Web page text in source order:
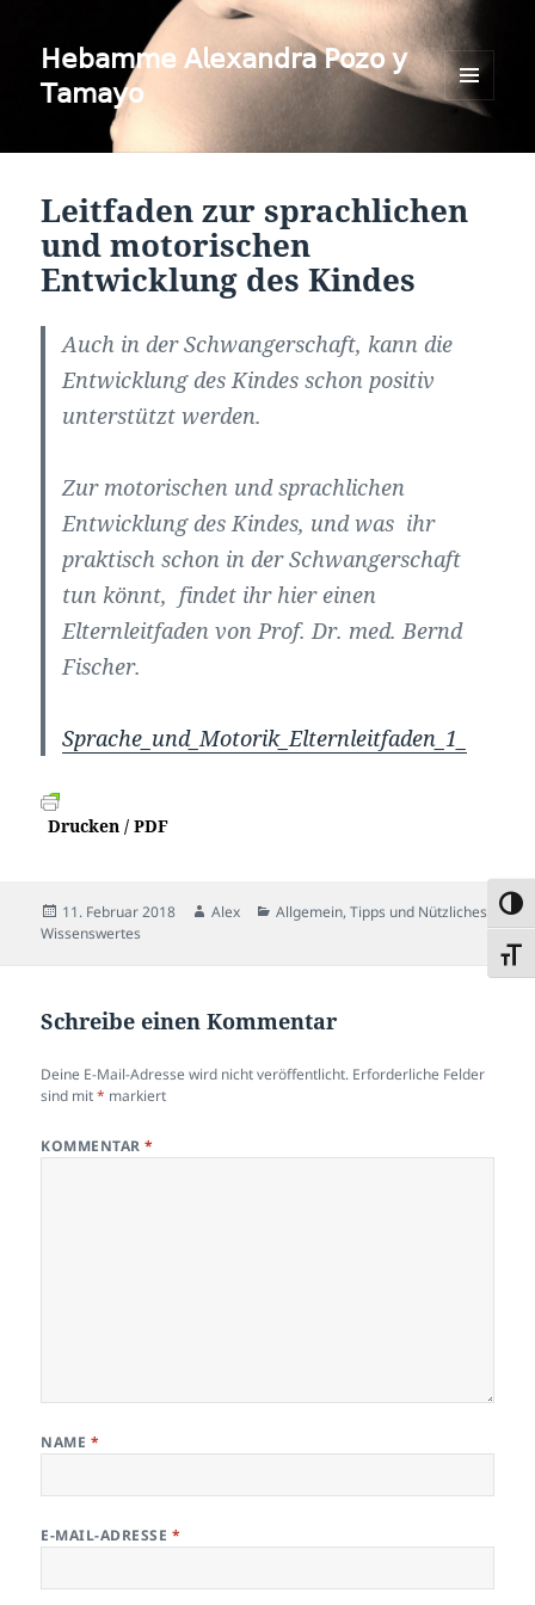
𝖧𝖾𝖻𝖺𝗆𝗆𝖾 𝖠𝗅𝖾𝗑𝖺𝗇𝖽𝗋𝖺 𝖯𝗈𝗓𝗈 𝗒
𝖳𝖺𝗆𝖺𝗒𝗈
MENÜ
WIDGETS
Leitfaden zur sprachlichen
und motorischen
Entwicklung des Kindes
Auch in der Schwangerschaft, kann die
Entwicklung des Kindes schon positiv
unterstützt werden.
Zur motorischen und sprachlichen
Entwicklung des Kindes, und was ihr
praktisch schon in der Schwangerschaft
tun könnt, findet ihr hier einen
Elternleitfaden von Prof. Dr. med. Bernd
Fischer.
Sprache_und_Motorik_Elternleitfaden_1_
Drucken / PDF
Veröffentlicht
am
11. Februar 2018 Autor
Alex Kategorien
Allgemein,Tipps und Nützliches
Wissenswertes
Schreibe einen Kommentar
Deine E-Mail-Adresse wird nicht veröffentlicht. Erforderliche Felder
sind mit* markiert
KOMMENTAR*
NAME *
E-MAIL-ADRESSE *